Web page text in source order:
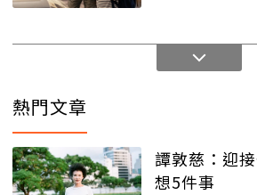
熱門文章
譚敦慈：迎
想5件事